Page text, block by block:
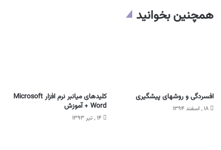
همچنین بخوانید
افسردگی و روشهای پیشگیری
۱۸ , اسفند ۱۳۹۴
کلیدهای میانبر نرم افزار Microsoft
Word + آموزش
۱۴ , تیر ۱۳۹۳